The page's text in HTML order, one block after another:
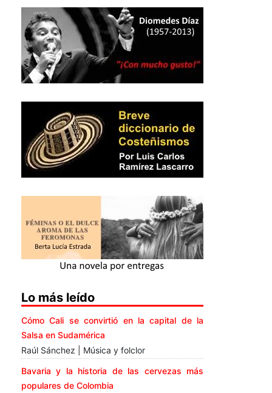
Lo más leído
Cómo Cali se convirtió en la capital de la
Salsa en Sudamérica
Raúl Sánchez | Música y folclor
Bavaria y la historia de las cervezas más
populares de Colombia